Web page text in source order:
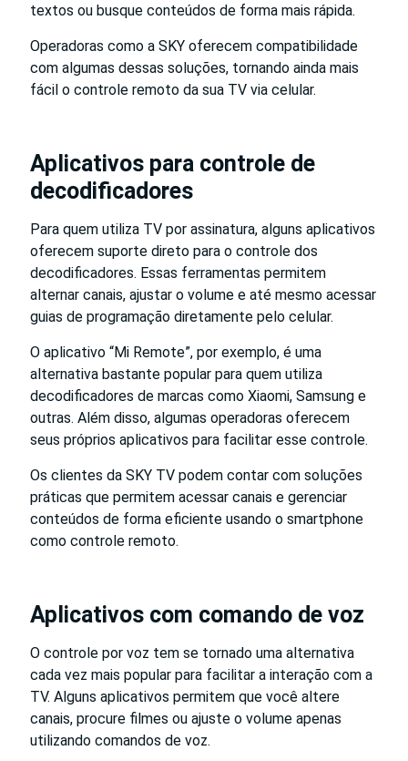
textos ou busque conteúdos de forma mais rápida.
Operadoras como a SKY oferecem compatibilidade
com algumas dessas soluções, tornando ainda mais
fácil o controle remoto da sua TV via celular.
Aplicativos para controle de
decodificadores
Para quem utiliza TV por assinatura, alguns aplicativos
oferecem suporte direto para o controle dos
decodificadores. Essas ferramentas permitem
alternar canais, ajustar o volume e até mesmo acessar
guias de programação diretamente pelo celular.
O aplicativo “Mi Remote”, por exemplo, é uma
alternativa bastante popular para quem utiliza
decodificadores de marcas como Xiaomi, Samsung e
outras. Além disso, algumas operadoras oferecem
seus próprios aplicativos para facilitar esse controle.
Os clientes da SKY TV podem contar com soluções
práticas que permitem acessar canais e gerenciar
conteúdos de forma eficiente usando o smartphone
como controle remoto.
Aplicativos com comando de voz
O controle por voz tem se tornado uma alternativa
cada vez mais popular para facilitar a interação com a
TV. Alguns aplicativos permitem que você altere
canais, procure filmes ou ajuste o volume apenas
utilizando comandos de voz.